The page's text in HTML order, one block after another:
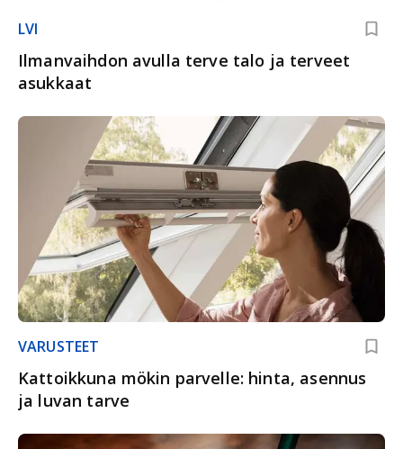
LVI
Ilmanvaihdon avulla terve talo ja terveet
asukkaat
VARUSTEET
Kattoikkuna mökin parvelle: hinta, asennus
ja luvan tarve